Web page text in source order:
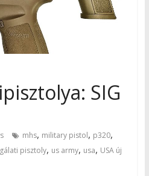
SIG
mhs, military pistol, p320,
pisztoly, us army, usa, USA új